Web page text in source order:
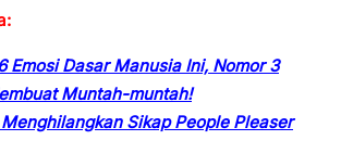
Emosi Dasar Manusia Ini, Nomor 3
Muntah-muntah!
Sikap People Pleaser